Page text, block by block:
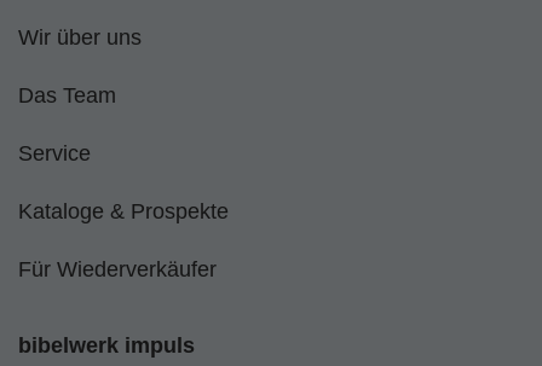
Wir über uns
Das Team
Service
Kataloge & Prospekte
Für Wiederverkäufer
bibelwerk impuls